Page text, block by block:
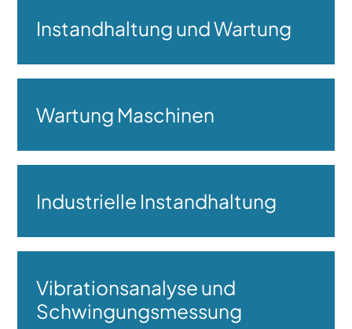
Instandhaltung und Wartung
Wartung Maschinen
Industrielle Instandhaltung
Vibrationsanalyse und
Schwingungsmessung